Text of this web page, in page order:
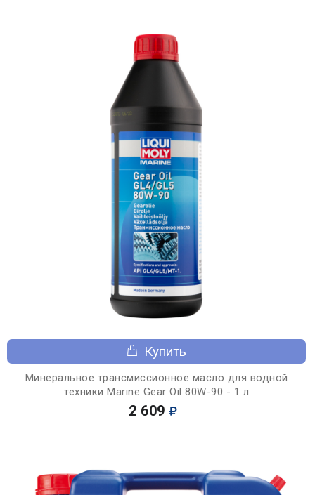
Купить
Минеральное трансмиссионное масло для водной
техники Marine Gear Oil 80W-90 - 1 л
2 609